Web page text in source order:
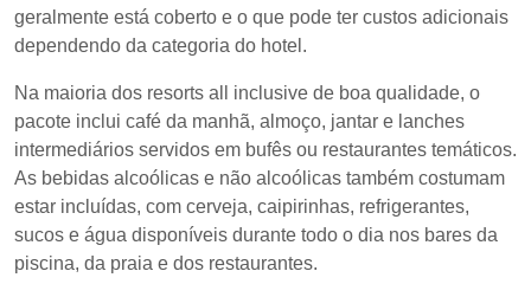
geralmente está coberto e o que pode ter custos adicionais
dependendo da categoria do hotel.
Na maioria dos resorts all inclusive de boa qualidade, o
pacote inclui café da manhã, almoço, jantar e lanches
intermediários servidos em bufês ou restaurantes temáticos.
As bebidas alcoólicas e não alcoólicas também costumam
estar incluídas, com cerveja, caipirinhas, refrigerantes,
sucos e água disponíveis durante todo o dia nos bares da
piscina, da praia e dos restaurantes.